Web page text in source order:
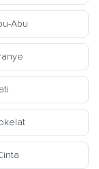
Abu